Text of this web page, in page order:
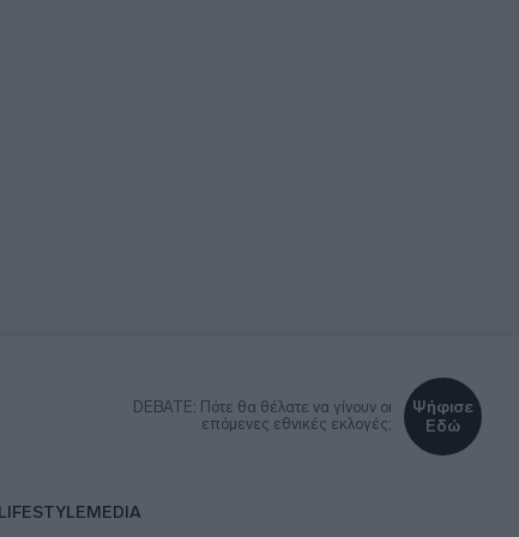
DEBATE: Πότε θα θέλατε να γίνουν οι
επόμενες εθνικές εκλογές;
Ψήφισε
Εδώ
LIFESTYLEMEDIA